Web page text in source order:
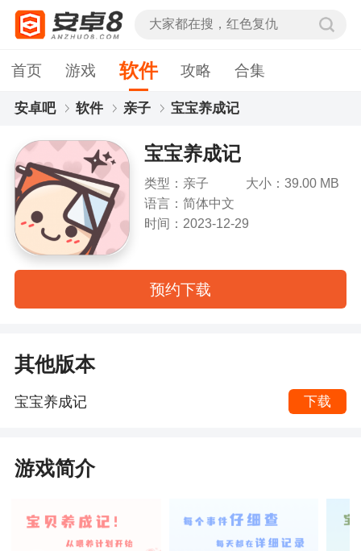
首页 游戏 软件 攻略 合集
安卓吧 软件 亲子 宝宝养成记
宝宝养成记
类型：亲子
大小：39.00 MB
语言：简体中文
时间：2023-12-29
预约下载
其他版本
宝宝养成记 下载
游戏简介